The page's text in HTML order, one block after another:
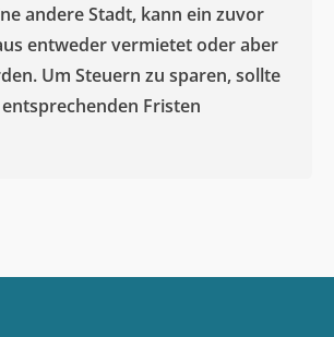
andere Stadt, kann ein zuvor
entweder vermietet oder aber
Um Steuern zu sparen, sollte
Fristen